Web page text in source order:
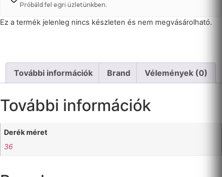
Próbáld fel egri üzletünkben.
Ez a termék jelenleg nincs készleten és nem megvásárolható.
További információk Brand Vélemények (0)
További információk
Derék méret
36